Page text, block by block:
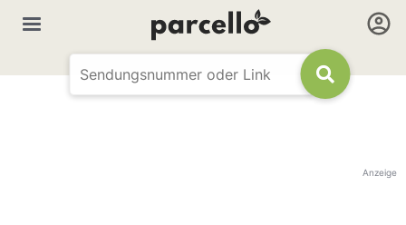
Anzeige